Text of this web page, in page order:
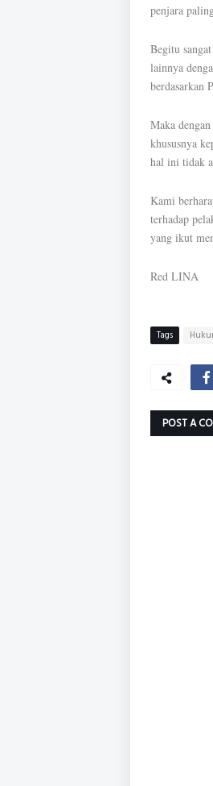
penjara
Begitu
lainnya
berdasarkan
Maka
khususnya
hal ini tidak
Kami
terhadap
yang ikut
Red LINA
Tags
POST A